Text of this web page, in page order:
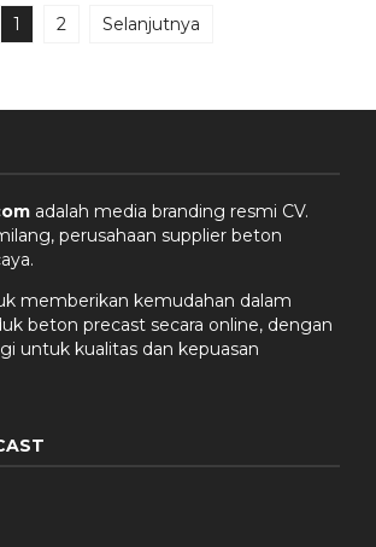
1 2 Selanjutnya
adalah media branding resmi CV.
perusahaan supplier beton
memberikan kemudahan dalam
beton precast secara online, dengan
untuk kualitas dan kepuasan